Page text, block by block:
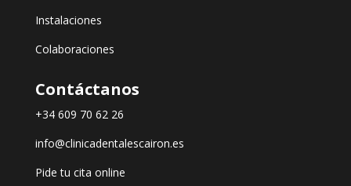
Instalaciones
Colaboraciones
Contáctanos
+34 609 70 62 26
info@clinicadentalescairon.es
Pide tu cita online